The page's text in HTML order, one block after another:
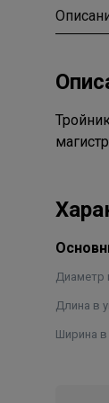
Диаметр
Длина в
Ширина в